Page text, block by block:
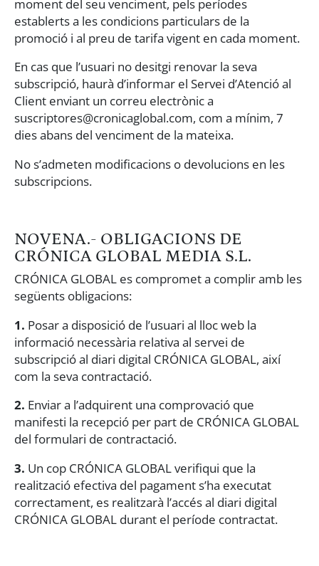
moment del seu venciment, pels períodes
establerts a les condicions particulars de la
promoció i al preu de tarifa vigent en cada moment.
En cas que l’usuari no desitgi renovar la seva
subscripció, haurà d’informar el Servei d’Atenció al
Client enviant un correu electrònic a
suscriptores@cronicaglobal.com, com a mínim, 7
dies abans del venciment de la mateixa.
No s’admeten modificacions o devolucions en les
subscripcions.
NOVENA.- OBLIGACIONS DE
CRÓNICA GLOBAL MEDIA S.L.
CRÓNICA GLOBAL es compromet a complir amb les
següents obligacions:
1. Posar a disposició de l’usuari al lloc web la
informació necessària relativa al servei de
subscripció al diari digital CRÓNICA GLOBAL, així
com la seva contractació.
2. Enviar a l’adquirent una comprovació que
manifesti la recepció per part de CRÓNICA GLOBAL
del formulari de contractació.
3. Un cop CRÓNICA GLOBAL verifiqui que la
realització efectiva del pagament s’ha executat
correctament, es realitzarà l’accés al diari digital
CRÓNICA GLOBAL durant el període contractat.